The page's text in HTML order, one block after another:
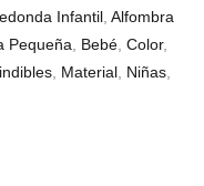
Infantil , Alfombra
Pequeña, Bebé, Color,
, Material , Niñas,